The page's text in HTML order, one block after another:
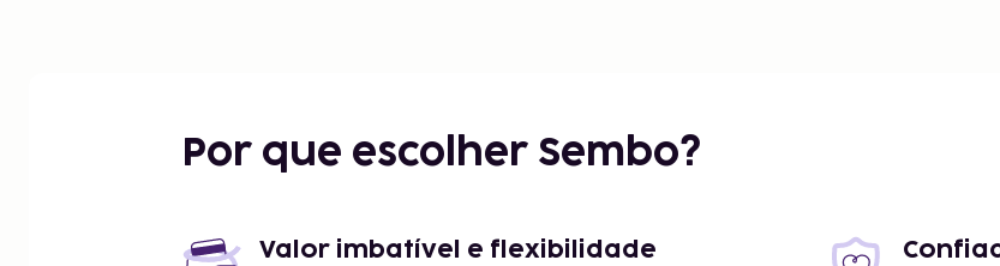
Por que escolher Sembo?
Valor imbatível e flexibilidade